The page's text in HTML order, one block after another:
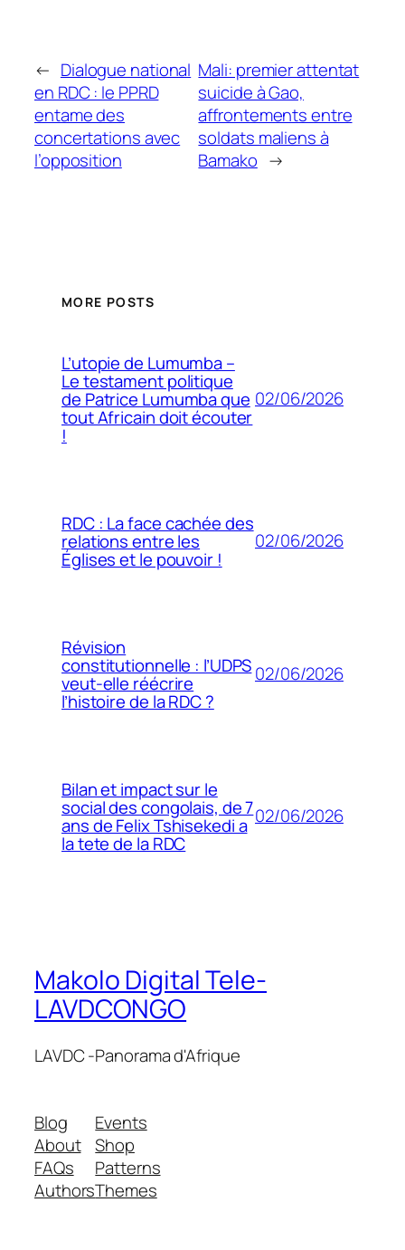
← Dialogue national
en RDC : le PPRD
entame des
concertations avec
l’opposition
Mali: premier attentat
suicide à Gao,
affrontements entre
soldats maliens à
Bamako →
MORE POSTS
L’utopie de Lumumba –
Le testament politique
de Patrice Lumumba que
tout Africain doit écouter
!
02/06/2026
RDC : La face cachée des
relations entre les
Églises et le pouvoir !
02/06/2026
Révision
constitutionnelle : l’UDPS
veut-elle réécrire
l’histoire de la RDC ?
02/06/2026
Bilan et impact sur le
social des congolais, de 7
ans de Felix Tshisekedi a
la tete de la RDC
02/06/2026
Makolo Digital Tele-
LAVDCONGO
LAVDC -Panorama d'Afrique
Blog
About
FAQs
Authors
Events
Shop
Patterns
Themes